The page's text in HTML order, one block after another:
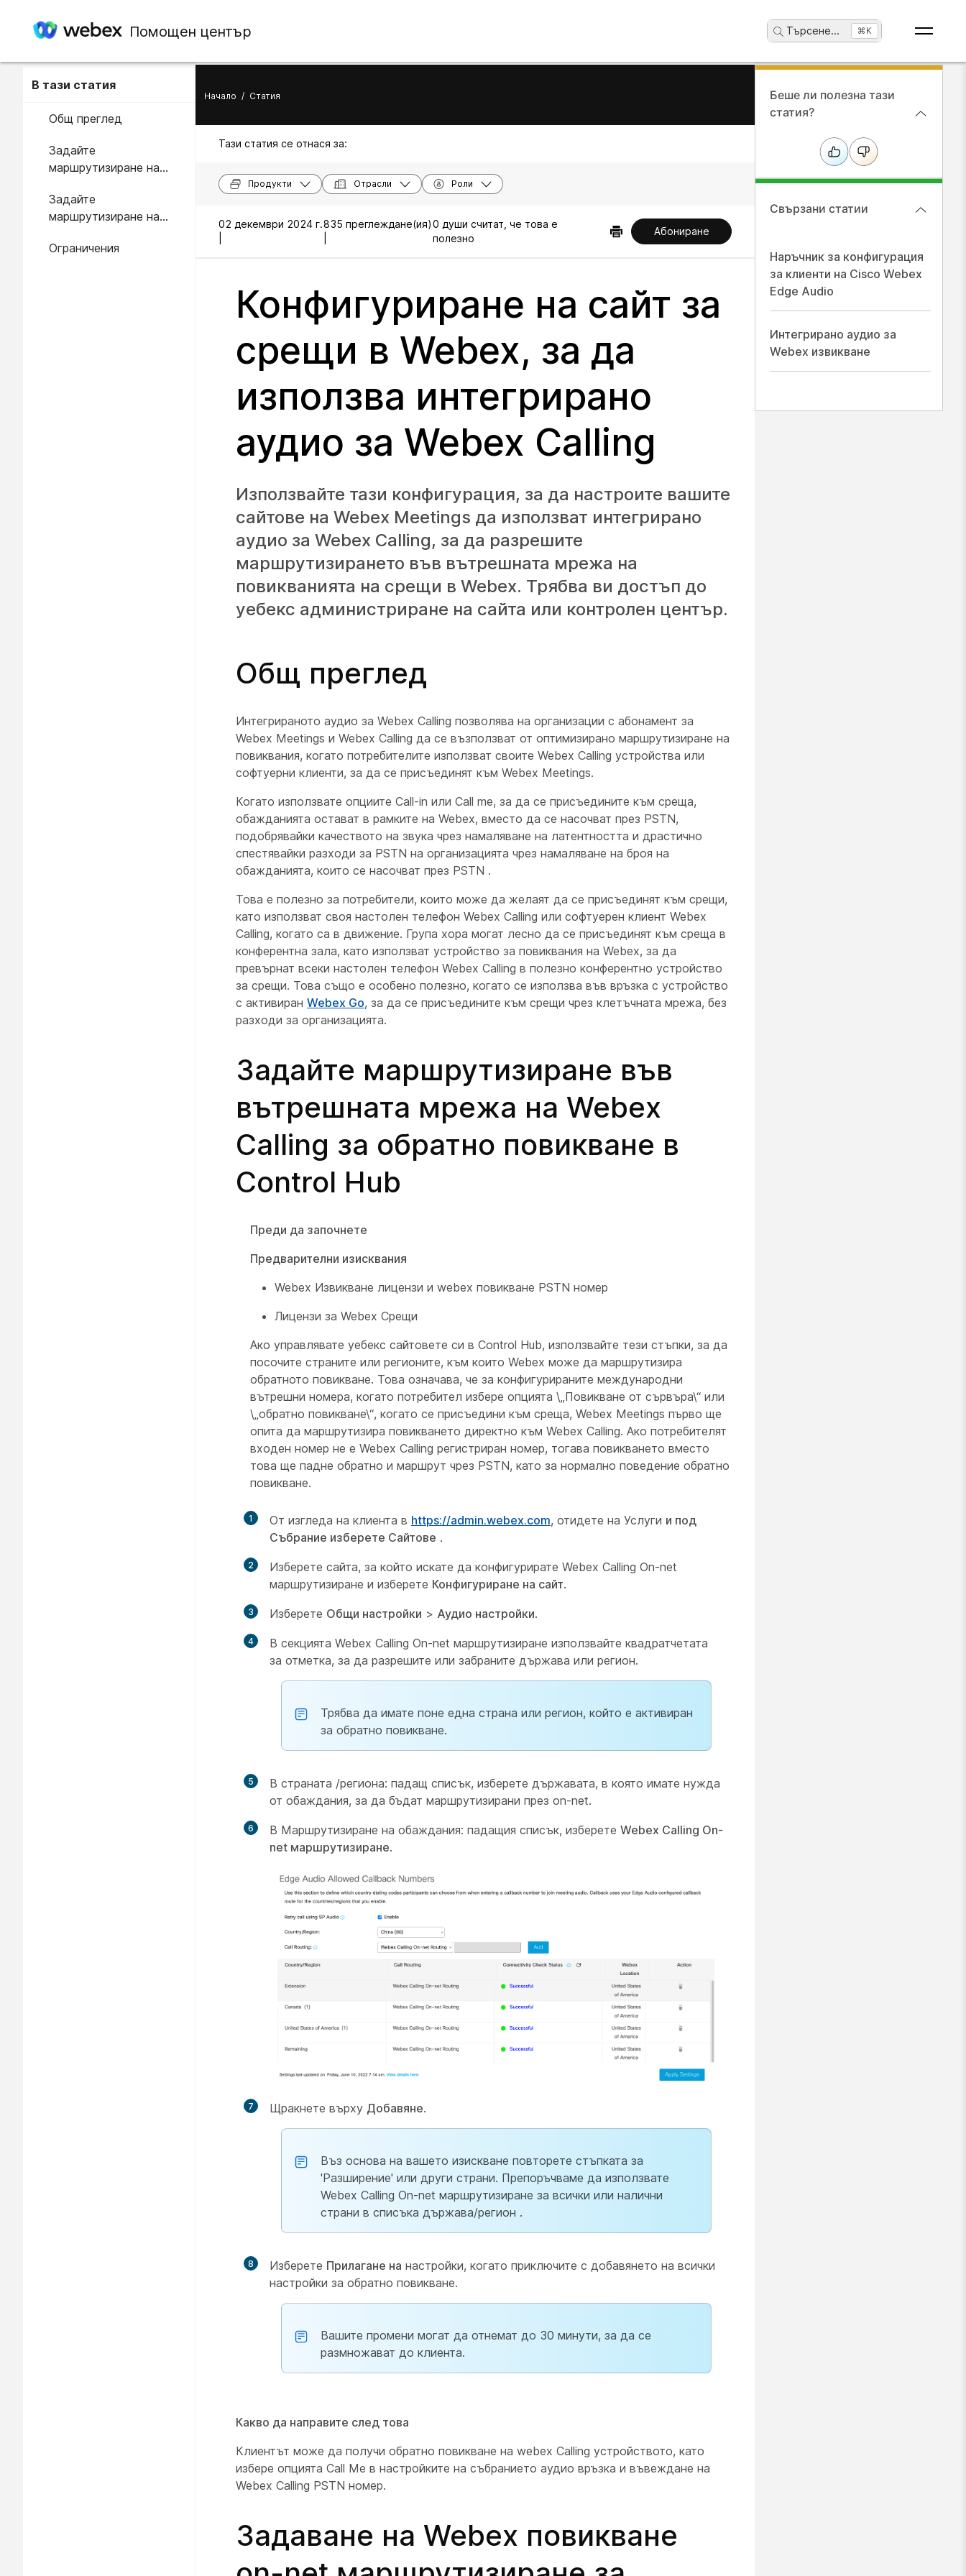
Помощен център Търсене... ⌘K
В тази статия
Общ преглед
Задайте
маршрутизиране на
на Webex за обратно
повикване в Control Hub
Задайте
маршрутизиране на
на Webex за обратно
Ограничения
Начало / Статия
Тази статия се отнася за:
Продукти Отрасли Роли
02 декември 2024 г.835 преглеждане(ия)0 души считат, че това е
полезно
Абониране
Конфигуриране на сайт за
срещи в Webex, за да
използва интегрирано
аудио за Webex Calling
Използвайте тази конфигурация, за да настроите вашите
сайтове на Webex Meetings да използват интегрирано
аудио за Webex Calling, за да разрешите
маршрутизирането във вътрешната мрежа на
повикванията на срещи в Webex. Трябва ви достъп до
уебекс администриране на сайта или контролен център.
Общ преглед
Интегрираното аудио за Webex Calling позволява на организации с абонамент за
Webex Meetings и Webex Calling да се възползват от оптимизирано маршрутизиране на
повиквания, когато потребителите използват своите Webex Calling устройства или
софтуерни клиенти, за да се присъединят към Webex Meetings.
Когато използвате опциите Call-in или Call me, за да се присъедините към среща,
обажданията остават в рамките на Webex, вместо да се насочват през PSTN,
подобрявайки качеството на звука чрез намаляване на латентността и драстично
спестявайки разходи за PSTN на организацията чрез намаляване на броя на
обажданията, които се насочват през PSTN .
Това е полезно за потребители, които може да желаят да се присъединят към срещи,
като използват своя настолен телефон Webex Calling или софтуерен клиент Webex
Calling, когато са в движение. Група хора могат лесно да се присъединят към среща в
конферентна зала, като използват устройство за повиквания на Webex, за да
превърнат всеки настолен телефон Webex Calling в полезно конферентно устройство
за срещи. Това също е особено полезно, когато се използва във връзка с устройство
с активиран Webex Go, за да се присъедините към срещи чрез клетъчната мрежа, без
разходи за организацията.
Задайте маршрутизиране във
вътрешната мрежа на Webex
Calling за обратно повикване в
Control Hub
Преди да започнете
Предварителни изисквания
Webex Извикване лицензи и webex повикване PSTN номер
Лицензи за Webex Срещи
Ако управлявате уебекс сайтовете си в Control Hub, използвайте тези стъпки, за да
посочите страните или регионите, към които Webex може да маршрутизира
обратното повикване. Това означава, че за конфигурираните международни
вътрешни номера, когато потребител избере опцията \„Повикване от сървъра\“ или
\„обратно повикване\“, когато се присъедини към среща, Webex Meetings първо ще
опита да маршрутизира повикването директно към Webex Calling. Ако потребителят
входен номер не е Webex Calling регистриран номер, тогава повикването вместо
това ще падне обратно и маршрут чрез PSTN, като за нормално поведение обратно
повикване.
1 От изгледа на клиента в https://admin.webex.com, отидете на Услуги и под
Събрание изберете Сайтове .
2
Изберете сайта, за който искате да конфигурирате Webex Calling On-net
маршрутизиране и изберете Конфигуриране на сайт.
3 Изберете Общи настройки > Аудио настройки.
4
В секцията Webex Calling On-net маршрутизиране използвайте квадратчетата
за отметка, за да разрешите или забраните държава или регион.
Трябва да имате поне една страна или регион, който е активиран
за обратно повикване.
5
В страната /региона: падащ списък, изберете държавата, в която имате нужда
от обаждания, за да бъдат маршрутизирани през on-net.
6 В Маршрутизиране на обаждания: падащия списък, изберете Webex Calling On-
net маршрутизиране.
7 Щракнете върху Добавяне.
Въз основа на вашето изискване повторете стъпката за
'Разширение' или други страни. Препоръчваме да използвате
Webex Calling On-net маршрутизиране за всички или налични
страни в списъка държава/регион .
8 Изберете Прилагане на настройки, когато приключите с добавянето на всички
настройки за обратно повикване.
Вашите промени могат да отнемат до 30 минути, за да се
размножават до клиента.
Какво да направите след това
Клиентът може да получи обратно повикване на webex Calling устройството, като
избере опцията Call Me в настройките на събранието аудио връзка и въвеждане на
Webex Calling PSTN номер.
Задаване на Webex повикване
Беше ли полезна тази
статия?
Свързани статии
Наръчник за конфигурация
за клиенти на Cisco Webex
Edge Audio
Интегрирано аудио за
Webex извикване